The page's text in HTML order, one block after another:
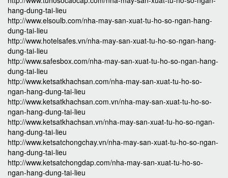
hang-dung-tai-lieu
http://www.elsoulb.com/nha-may-san-xuat-tu-ho-so-ngan-hang-
dung-tai-lieu
http://www.hotelsafes.vn/nha-may-san-xuat-tu-ho-so-ngan-hang-
dung-tai-lieu
http://www.safesbox.com/nha-may-san-xuat-tu-ho-so-ngan-hang-
dung-tai-lieu
http://www.ketsatkhachsan.com/nha-may-san-xuat-tu-ho-so-
ngan-hang-dung-tai-lieu
http://www.ketsatkhachsan.com.vn/nha-may-san-xuat-tu-ho-so-
ngan-hang-dung-tai-lieu
http://www.ketsatkhachsan.vn/nha-may-san-xuat-tu-ho-so-ngan-
hang-dung-tai-lieu
http://www.ketsatchongchay.vn/nha-may-san-xuat-tu-ho-so-ngan-
hang-dung-tai-lieu
http://www.ketsatchongdap.com/nha-may-san-xuat-tu-ho-so-
ngan-hang-dung-tai-lieu